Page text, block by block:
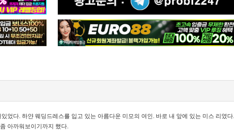
었다. 하얀 웨딩드레스를 입고 있는 아름다운 미모의 여인. 바로 내 앞에 있는 미스 리였
아까워보이기까지 했다.